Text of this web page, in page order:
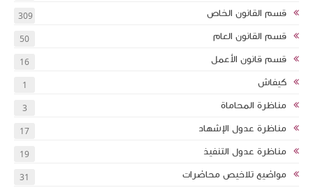
قسم القانون الخاص 309
قسم القانون العام 50
قسم قانون الأعمل 16
كيفاش 1
مناظرة المحاماة 3
مناظرة عدول الإشهاد 17
مناظرة عدول التنفيذ 19
مواضيع تلاخيص محاضرات 31